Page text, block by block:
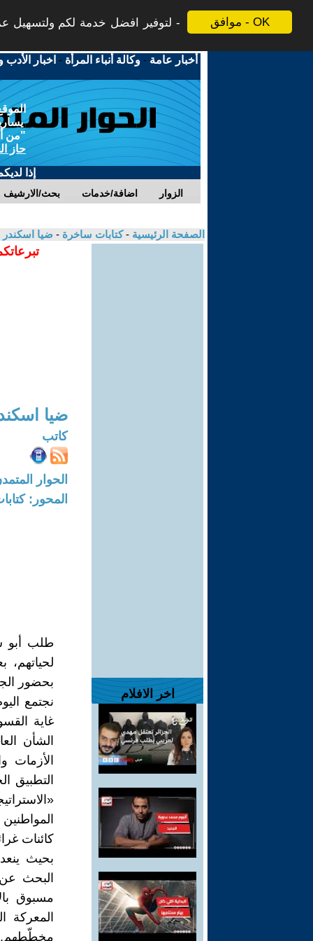
موافق - OK لتوفير افضل خدمة لكم ولتسهيل
أخبار عامة -وكالة أنباء المرأة - اخبار الأدب
"من
حاز
إذا
بحث/الارشيف اضافة/خدمات الزوار
الصفحة الرئيسية -كتابات ساخرة - ضيا اسكندر
اخر الافلام
ضيا
كاتب
الحوار المتمدن-العدد:
المحور:
طلب أبو
بحضور
نجتمع
غاية
الشأن
التطبيق
كائنات
بحيث
البحث
مسبوق
المعركة
مخطّطهم.